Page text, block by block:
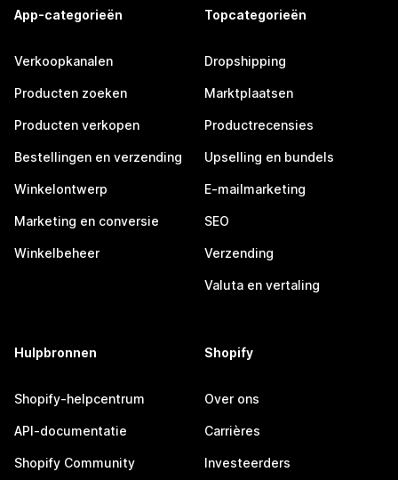
App-categorieën
Verkoopkanalen
Producten zoeken
Producten verkopen
Bestellingen en verzending
Winkelontwerp
Marketing en conversie
Winkelbeheer
Topcategorieën
Dropshipping
Marktplaatsen
Productrecensies
Upselling en bundels
E-mailmarketing
SEO
Verzending
Valuta en vertaling
Hulpbronnen
Shopify-helpcentrum
API-documentatie
Shopify Community
Shopify
Over ons
Carrières
Investeerders